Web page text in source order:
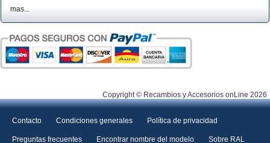
mas...
Copyright © Recambios y Accesorios onLine 2026
Contacto Condiciones generales Política de privacidad
Preguntas frecuentes Encontrar nombre del modelo Sobre RAL